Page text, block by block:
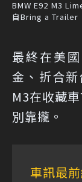
BMW E92 M3
自Bring a Trailer
最終在美
金、折合
M3在收藏
別靠攏。
車訊最